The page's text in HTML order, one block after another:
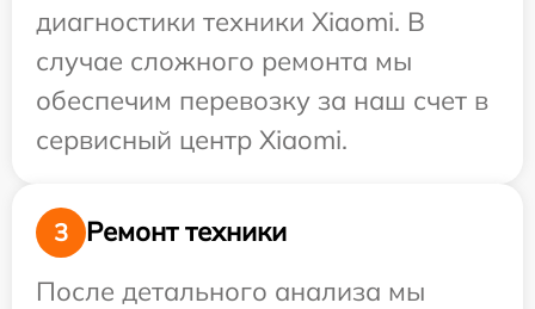
диагностики техники Xiaomi. В
случае сложного ремонта мы
обеспечим перевозку за наш счет в
сервисный центр Xiaomi.
3
Ремонт техники
После детального анализа мы